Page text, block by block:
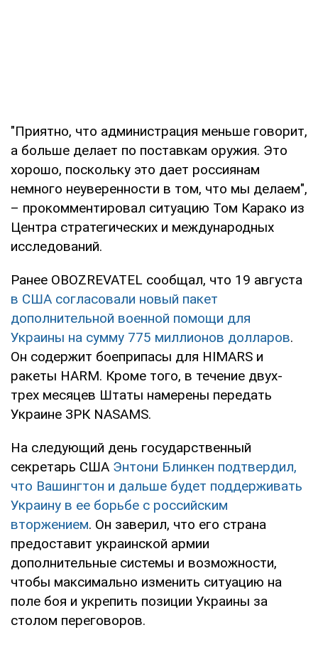
"Приятно, что администрация меньше говорит,
а больше делает по поставкам оружия. Это
хорошо, поскольку это дает россиянам
немного неуверенности в том, что мы делаем",
– прокомментировал ситуацию Том Карако из
Центра стратегических и международных
исследований.
Ранее OBOZREVATEL сообщал, что 19 августа
в США согласовали новый пакет
дополнительной военной помощи для
Украины на сумму 775 миллионов долларов.
Он содержит боеприпасы для HIMARS и
ракеты HARM. Кроме того, в течение двух-
трех месяцев Штаты намерены передать
Украине ЗРК NASAMS.
На следующий день государственный
секретарь США Энтони Блинкен подтвердил,
что Вашингтон и дальше будет поддерживать
Украину в ее борьбе с российским
вторжением. Он заверил, что его страна
предоставит украинской армии
дополнительные системы и возможности,
чтобы максимально изменить ситуацию на
поле боя и укрепить позиции Украины за
столом переговоров.